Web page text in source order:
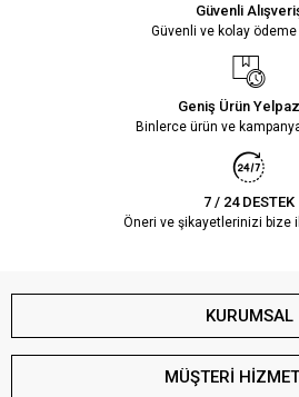
Güvenli
Güvenli ve kolay
Geniş Ürün
Binlerce ürün ve
7 / 24 DESTEK
Öneri ve şikayetlerinizi bize
KURUMSAL
MÜŞTERİ